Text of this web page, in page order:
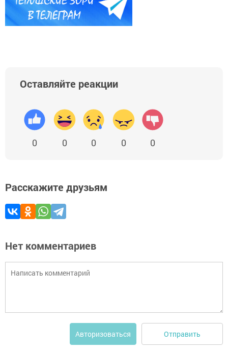
Оставляйте реакции
0 0 0 0 0
Расскажите друзьям
Нет комментариев
Авторизоваться Отправить